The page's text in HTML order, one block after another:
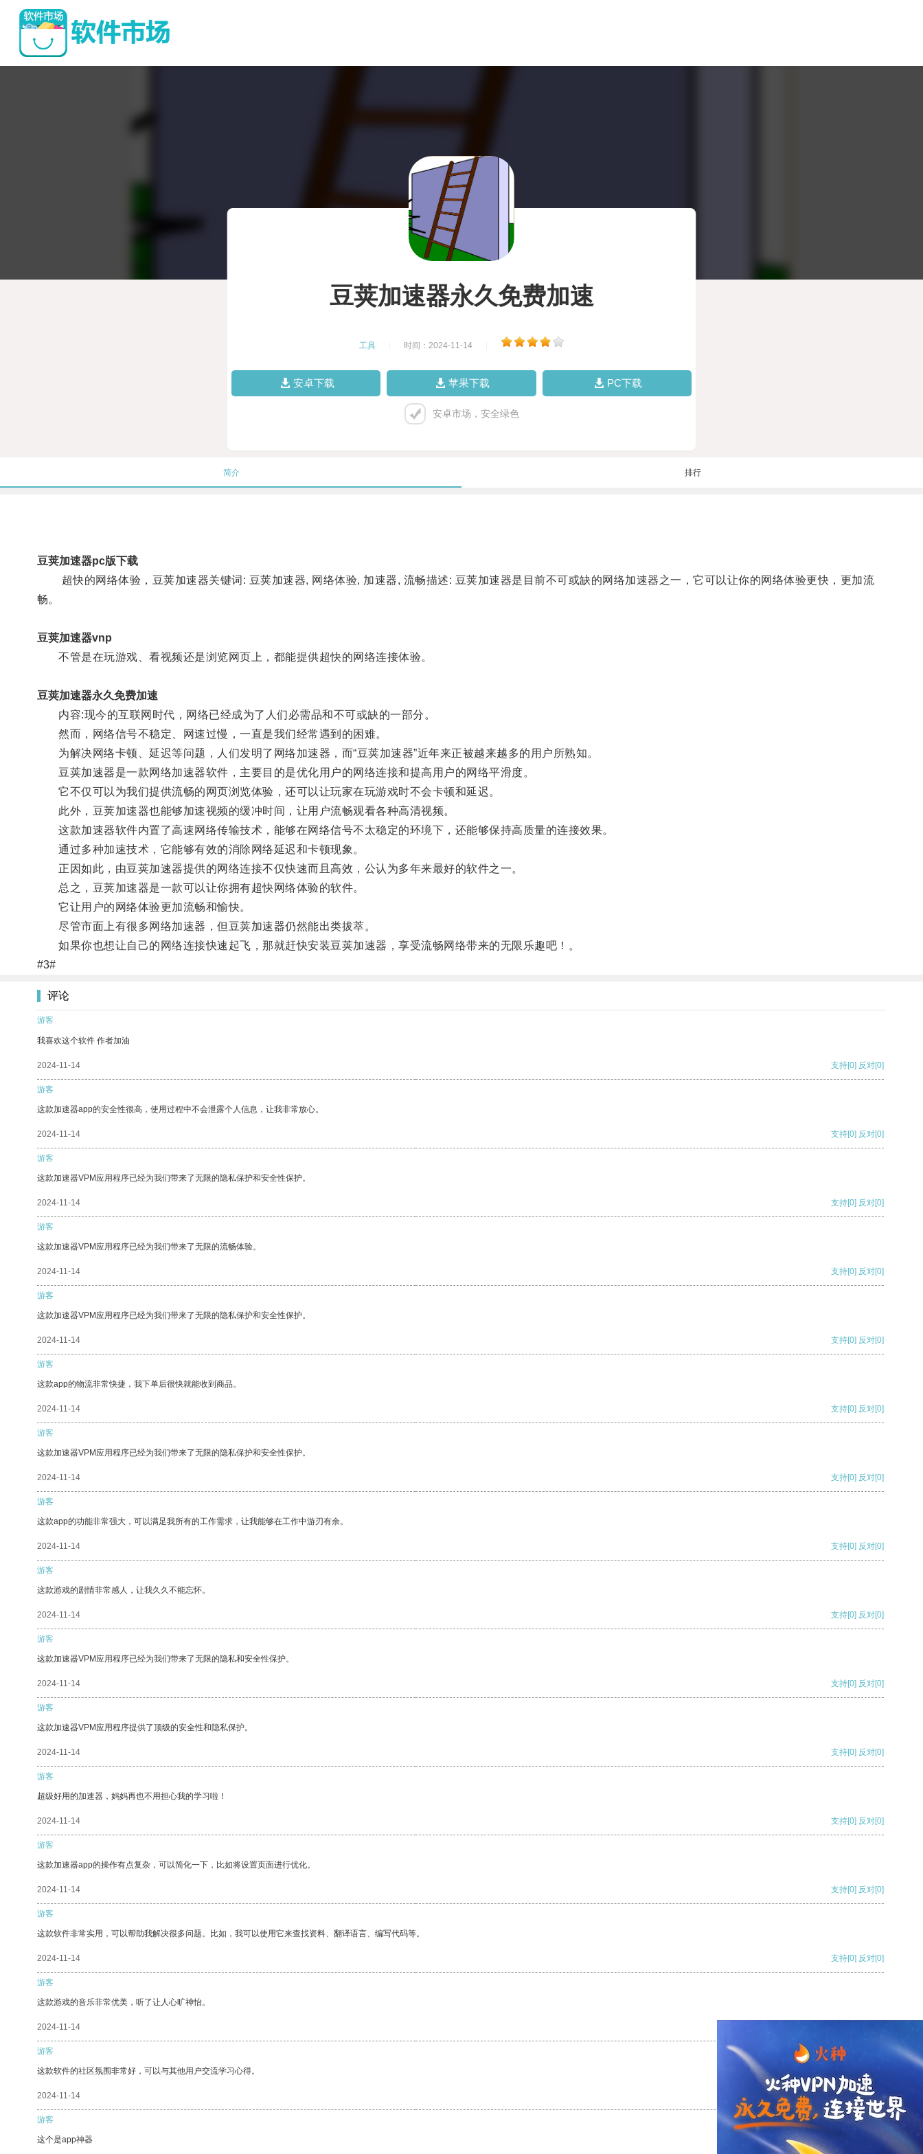
豆荚加速器永久免费加速
工具 时间：2024-11-14
安卓下载 苹果下载 PC下载
安卓市场，安全绿色
简介 排行
豆荚加速器pc版下载
超快的网络体验，豆荚加速器关键词: 豆荚加速器, 网络体验, 加速器, 流畅描述: 豆荚加速器是目前不可或缺的网络加速器之一，它可以让你的网络体验更快，更加流
畅。
豆荚加速器vnp
不管是在玩游戏、看视频还是浏览网页上，都能提供超快的网络连接体验。
豆荚加速器永久免费加速
内容:现今的互联网时代，网络已经成为了人们必需品和不可或缺的一部分。
然而，网络信号不稳定、网速过慢，一直是我们经常遇到的困难。
为解决网络卡顿、延迟等问题，人们发明了网络加速器，而“豆荚加速器”近年来正被越来越多的用户所熟知。
豆荚加速器是一款网络加速器软件，主要目的是优化用户的网络连接和提高用户的网络平滑度。
它不仅可以为我们提供流畅的网页浏览体验，还可以让玩家在玩游戏时不会卡顿和延迟。
此外，豆荚加速器也能够加速视频的缓冲时间，让用户流畅观看各种高清视频。
这款加速器软件内置了高速网络传输技术，能够在网络信号不太稳定的环境下，还能够保持高质量的连接效果。
通过多种加速技术，它能够有效的消除网络延迟和卡顿现象。
正因如此，由豆荚加速器提供的网络连接不仅快速而且高效，公认为多年来最好的软件之一。
总之，豆荚加速器是一款可以让你拥有超快网络体验的软件。
它让用户的网络体验更加流畅和愉快。
尽管市面上有很多网络加速器，但豆荚加速器仍然能出类拔萃。
如果你也想让自己的网络连接快速起飞，那就赶快安装豆荚加速器，享受流畅网络带来的无限乐趣吧！。
#3#
评论
游客
我喜欢这个软件 作者加油
2024-11-14 支持[0] 反对[0]
游客
这款加速器app的安全性很高，使用过程中不会泄露个人信息，让我非常放心。
2024-11-14 支持[0] 反对[0]
游客
这款加速器VPM应用程序已经为我们带来了无限的隐私保护和安全性保护。
2024-11-14 支持[0] 反对[0]
游客
这款加速器VPM应用程序已经为我们带来了无限的流畅体验。
2024-11-14 支持[0] 反对[0]
游客
这款加速器VPM应用程序已经为我们带来了无限的隐私保护和安全性保护。
2024-11-14 支持[0] 反对[0]
游客
这款app的物流非常快捷，我下单后很快就能收到商品。
2024-11-14 支持[0] 反对[0]
游客
这款加速器VPM应用程序已经为我们带来了无限的隐私保护和安全性保护。
2024-11-14 支持[0] 反对[0]
游客
这款app的功能非常强大，可以满足我所有的工作需求，让我能够在工作中游刃有余。
2024-11-14 支持[0] 反对[0]
游客
这款游戏的剧情非常感人，让我久久不能忘怀。
2024-11-14 支持[0] 反对[0]
游客
这款加速器VPM应用程序已经为我们带来了无限的隐私和安全性保护。
2024-11-14 支持[0] 反对[0]
游客
这款加速器VPM应用程序提供了顶级的安全性和隐私保护。
2024-11-14 支持[0] 反对[0]
游客
超级好用的加速器，妈妈再也不用担心我的学习啦！
2024-11-14 支持[0] 反对[0]
游客
这款加速器app的操作有点复杂，可以简化一下，比如将设置页面进行优化。
2024-11-14 支持[0] 反对[0]
游客
这款软件非常实用，可以帮助我解决很多问题。比如，我可以使用它来查找资料、翻译语言、编写代码等。
2024-11-14 支持[0] 反对[0]
游客
这款游戏的音乐非常优美，听了让人心旷神怡。
2024-11-14
游客
这款软件的社区氛围非常好，可以与其他用户交流学习心得。
2024-11-14 支持 [0] 反对[0]
游客
这个是app神器